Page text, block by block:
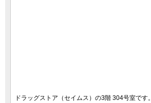
ドラッグストア（セイムス）の3階 304号室です。